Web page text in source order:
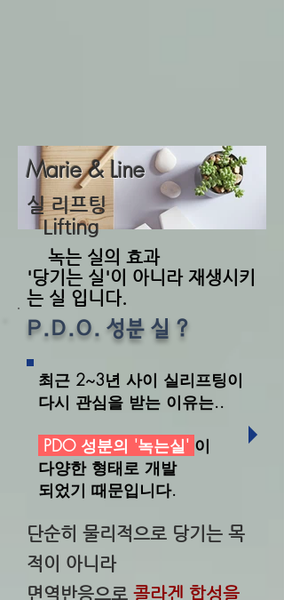
Marie & Line
실 리프팅
Lifting
녹는 실의 효과
​'당기는 실'이 아니라 재생시키
는 실 입니다.
P.D.O. 성분 실 ?
최근 2~3년 사이 실리프팅이
다시 관심을 받는 이유는..
PDO 성분의 '녹는실' 이
다양한 형태로 개발
​되었기 때문입니다.
단순히 물리적으로 당기는 목
적이 아니라
면역반응으로 콜라겐 합성을